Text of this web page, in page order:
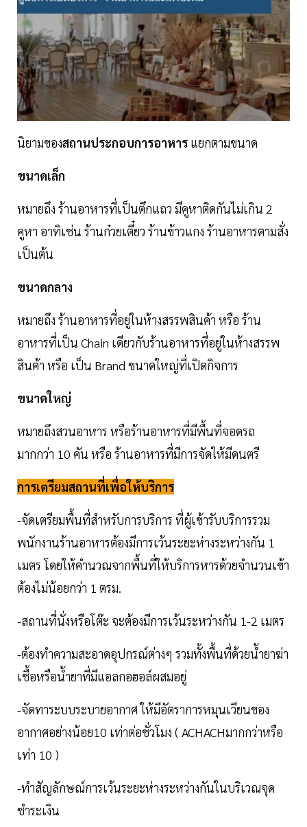
นิยามของสถานประกอบการอาหาร แยกตามขนาด
ขนาดเล็ก
หมายถึง ร้านอาหารที่เป็นตึกแถว มีคูหาติดกันไม่เกิน 2
คูหา อาทิเช่น ร้านก๋วยเตี๋ยว ร้านข้าวแกง ร้านอาหารตามสั่ง
เป็นต้น
ขนาดกลาง
หมายถึง ร้านอาหารที่อยู่ในห้างสรรพสินค้า หรือ ร้าน
อาหารที่เป็น Chain เดียวกับร้านอาหารที่อยู่ในห้างสรรพ
สินค้า หรือ เป็น Brand ขนาดใหญ่ที่เปิดกิจการ
ขนาดใหญ่
หมายถึงสวนอาหาร หรือร้านอาหารที่มีพื้นที่จอดรถ
มากกว่า 10 คัน หรือ ร้านอาหารที่มีการจัดให้มีดนตรี
การเตรียมสถานที่เพื่อให้บริการ
-จัดเตรียมพื้นที่สำหรับการบริการ ที่ผู้เข้ารับบริการรวม
พนักงานร้านอาหารต้องมีการเว้นระยะห่างระหว่างกัน 1
เมตร โดยให้คำนวณจากพื้นที่ให้บริการหารด้วยจำนวนเข้า
ต้องไม่น้อยกว่า 1 ตรม.
-สถานที่นั่งหรือโต๊ะ จะต้องมีการเว้นระหว่างกัน 1-2 เมตร
-ต้องทำความสะอาดอุปกรณ์ต่างๆ รวมทั้งพื้นที่ด้วยน้ำยาฆ่า
เชื้อหรือน้ำยาที่มีแอลกอฮอล์ผสมอยู่
-จัดทาระบบระบายอากาศ ให้มีอัตราการหมุนเวียนของ
อากาศอย่างน้อย10 เท่าต่อชั่วโมง ( ACHACHมากกว่าหรือ
เท่า 10 )
-ทำสัญลักษณ์การเว้นระยะห่างระหว่างกันในบริเวณจุด
ชำระเงิน